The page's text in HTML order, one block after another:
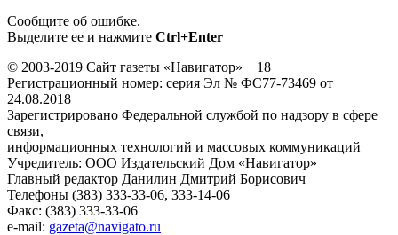
Сообщите об ошибке.
Выделите ее и нажмите Ctrl+Enter
© 2003-2019 Сайт газеты «Навигатор» 18+
Регистрационный номер: серия Эл № ФС77-73469 от
24.08.2018
Зарегистрировано Федеральной службой по надзору в сфере
связи,
информационных технологий и массовых коммуникаций
Учредитель: ООО Издательский Дом «Навигатор»
Главный редактор Данилин Дмитрий Борисович
Телефоны (383) 333-33-06, 333-14-06
Факс: (383) 333-33-06
e-mail: gazeta@navigato.ru